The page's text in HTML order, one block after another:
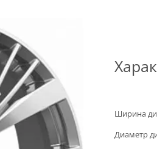
Ширина
Диаметр